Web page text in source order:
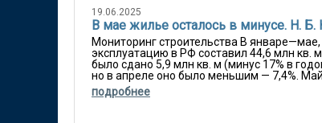
19.06.2025
В мае жилье осталось в минусе. Н.
Мониторинг строительства В
эксплуатацию в РФ составил 44,6 млн кв.
было сдано 5,9 млн кв. м (минус 17% в
но в апреле оно было меньшим — 7,4%.
подробнее